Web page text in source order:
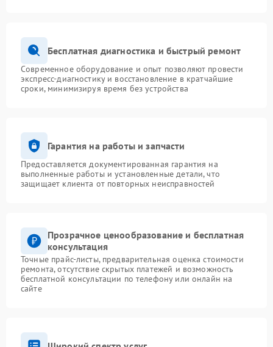
Бесплатная диагностика и быстрый ремонт
Современное оборудование и опыт позволяют провести
экспресс-диагностику и восстановление в кратчайшие
сроки, минимизируя время без устройства
Гарантия на работы и запчасти
Предоставляется документированная гарантия на
выполненные работы и установленные детали, что
защищает клиента от повторных неисправностей
Прозрачное ценообразование и бесплатная
консультация
Точные прайс-листы, предварительная оценка стоимости
ремонта, отсутствие скрытых платежей и возможность
бесплатной консультации по телефону или онлайн на
сайте